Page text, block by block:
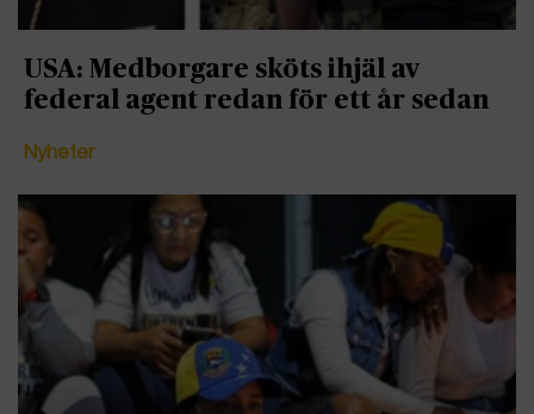
USA: Medborgare sköts ihjäl av
federal agent redan för ett år sedan
Nyheter